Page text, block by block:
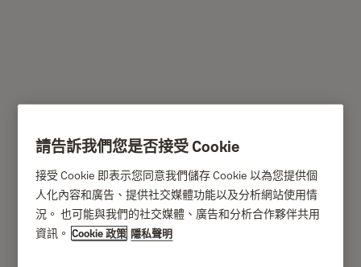
Yale 3X 歐規鎖芯 (雙鎖
芯 70 毫米)
Yale
請告訴我們您是否接受 Cookie
接受 Cookie 即表示您同意我們儲存 Cookie 以為您提供個
人化內容和廣告、提供社交媒體功能以及分析網站使用情
況。 也可能與我們的社交媒體、廣告和分析合作夥伴共用
資訊。Cookie 政策 隱私聲明